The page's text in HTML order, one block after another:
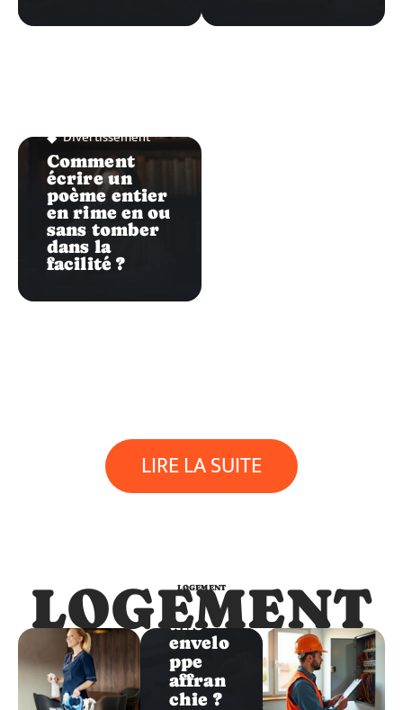
Divertissement
Comment
écrire un
poème entier
en rime en ou
sans tomber
dans la
facilité ?
LIRE LA SUITE
LOGEMENT
LOGEMENT
Logement
Comm
timbre
sur
une
envelo
ppe
affran
chie ?